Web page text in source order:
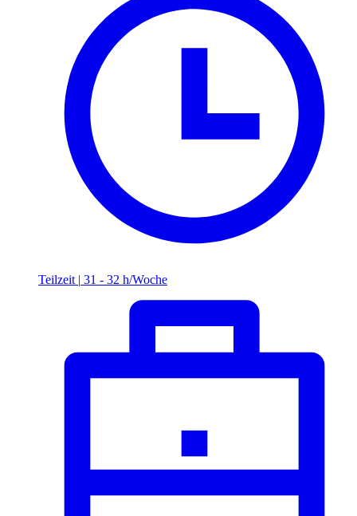
Teilzeit | 31 - 32 h/Woche